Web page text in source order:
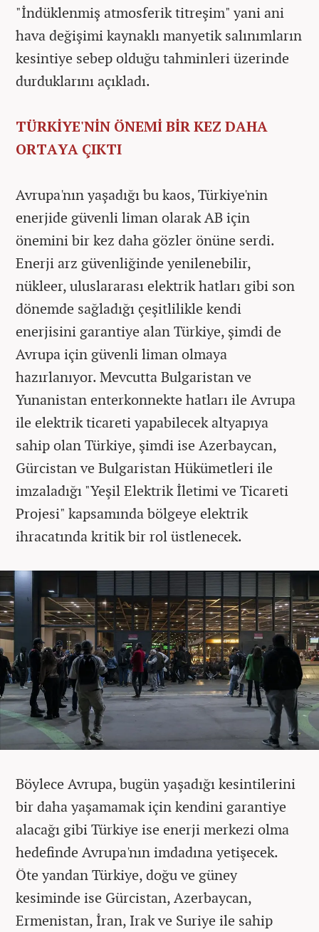
"İndüklenmiş atmosferik titreşim" yani ani
hava değişimi kaynaklı manyetik salınımların
kesintiye sebep olduğu tahminleri üzerinde
durduklarını açıkladı.
TÜRKİYE'NİN ÖNEMİ BİR KEZ DAHA
ORTAYA ÇIKTI
Avrupa'nın yaşadığı bu kaos, Türkiye'nin
enerjide güvenli liman olarak AB için
önemini bir kez daha gözler önüne serdi.
Enerji arz güvenliğinde yenilenebilir,
nükleer, uluslararası elektrik hatları gibi son
dönemde sağladığı çeşitlilikle kendi
enerjisini garantiye alan Türkiye, şimdi de
Avrupa için güvenli liman olmaya
hazırlanıyor. Mevcutta Bulgaristan ve
Yunanistan enterkonnekte hatları ile Avrupa
ile elektrik ticareti yapabilecek altyapıya
sahip olan Türkiye, şimdi ise Azerbaycan,
Gürcistan ve Bulgaristan Hükümetleri ile
imzaladığı "Yeşil Elektrik İletimi ve Ticareti
Projesi" kapsamında bölgeye elektrik
ihracatında kritik bir rol üstlenecek.
Böylece Avrupa, bugün yaşadığı kesintilerini
bir daha yaşamamak için kendini garantiye
alacağı gibi Türkiye ise enerji merkezi olma
hedefinde Avrupa'nın imdadına yetişecek.
Öte yandan Türkiye, doğu ve güney
kesiminde ise Gürcistan, Azerbaycan,
Ermenistan, İran, Irak ve Suriye ile sahip